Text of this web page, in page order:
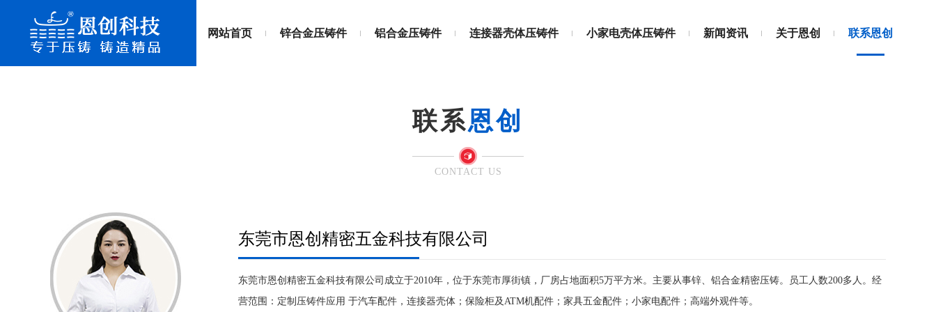
网站首页 锌合金压铸件 铝合金压铸件 连接器壳体压铸件 小家电壳体压铸件 新闻资讯 关于恩创 联系恩创
联系恩创
CONTACT US
东莞市恩创精密五金科技有限公司
东莞市恩创精密五金科技有限公司成立于2010年，位于东莞市厚街镇，厂房占地面积5万平方米。主要从事锌、铝合金精密压铸。员工人数200多人。经
营范围：定制压铸件应用 于汽车配件，连接器壳体；保险柜及ATM机配件；家具五金配件；小家电配件；高端外观件等。